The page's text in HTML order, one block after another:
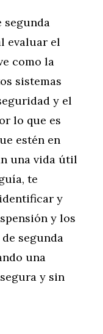
segunda
evaluar el
como la
sistemas
y el
lo que es
estén en
una vida útil
te
y
y los
segunda
una
y sin